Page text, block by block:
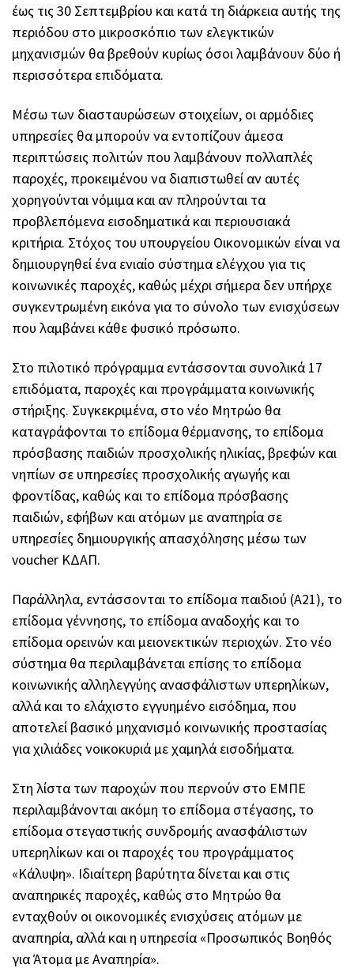
έως τις 30 Σεπτεμβρίου και κατά τη διάρκεια αυτής της
περιόδου στο μικροσκόπιο των ελεγκτικών
μηχανισμών θα βρεθούν κυρίως όσοι λαμβάνουν δύο ή
περισσότερα επιδόματα.
Μέσω των διασταυρώσεων στοιχείων, οι αρμόδιες
υπηρεσίες θα μπορούν να εντοπίζουν άμεσα
περιπτώσεις πολιτών που λαμβάνουν πολλαπλές
παροχές, προκειμένου να διαπιστωθεί αν αυτές
χορηγούνται νόμιμα και αν πληρούνται τα
προβλεπόμενα εισοδηματικά και περιουσιακά
κριτήρια. Στόχος του υπουργείου Οικονομικών είναι να
δημιουργηθεί ένα ενιαίο σύστημα ελέγχου για τις
κοινωνικές παροχές, καθώς μέχρι σήμερα δεν υπήρχε
συγκεντρωμένη εικόνα για το σύνολο των ενισχύσεων
που λαμβάνει κάθε φυσικό πρόσωπο.
Στο πιλοτικό πρόγραμμα εντάσσονται συνολικά 17
επιδόματα, παροχές και προγράμματα κοινωνικής
στήριξης. Συγκεκριμένα, στο νέο Μητρώο θα
καταγράφονται το επίδομα θέρμανσης, το επίδομα
πρόσβασης παιδιών προσχολικής ηλικίας, βρεφών και
νηπίων σε υπηρεσίες προσχολικής αγωγής και
φροντίδας, καθώς και το επίδομα πρόσβασης
παιδιών, εφήβων και ατόμων με αναπηρία σε
υπηρεσίες δημιουργικής απασχόλησης μέσω των
voucher ΚΔΑΠ.
Παράλληλα, εντάσσονται το επίδομα παιδιού (Α21), το
επίδομα γέννησης, το επίδομα αναδοχής και το
επίδομα ορεινών και μειονεκτικών περιοχών. Στο νέο
σύστημα θα περιλαμβάνεται επίσης το επίδομα
κοινωνικής αλληλεγγύης ανασφάλιστων υπερηλίκων,
αλλά και το ελάχιστο εγγυημένο εισόδημα, που
αποτελεί βασικό μηχανισμό κοινωνικής προστασίας
για χιλιάδες νοικοκυριά με χαμηλά εισοδήματα.
Στη λίστα των παροχών που περνούν στο ΕΜΠΕ
περιλαμβάνονται ακόμη το επίδομα στέγασης, το
επίδομα στεγαστικής συνδρομής ανασφάλιστων
υπερηλίκων και οι παροχές του προγράμματος
«Κάλυψη». Ιδιαίτερη βαρύτητα δίνεται και στις
αναπηρικές παροχές, καθώς στο Μητρώο θα
ενταχθούν οι οικονομικές ενισχύσεις ατόμων με
αναπηρία, αλλά και η υπηρεσία «Προσωπικός Βοηθός
για Άτομα με Αναπηρία».